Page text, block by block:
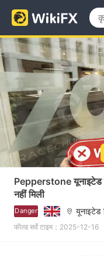
Pepperstone यूनाइटेड
नहीं मिली
Danger यूनाइटेड
फील्ड सर्वे टाइम：2025-12-16